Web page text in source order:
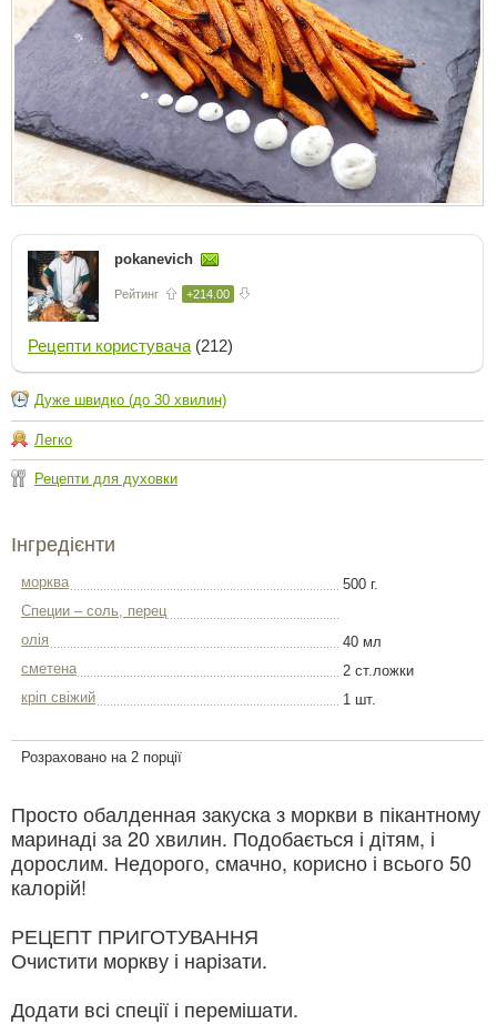
pokanevich
Рейтинг +214.00
Рецепти користувача (212)
Дуже швидко (до 30 хвилин)
Легко
Рецепти для духовки
Інгредієнти
морква
500 г.
Специи – соль, перец
олія
40 мл
сметена
2 ст.ложки
кріп свіжий
1 шт.
Розраховано на 2 порції
Просто обалденная закуска з моркви в пікантному
маринаді за 20 хвилин. Подобається і дітям, і
дорослим. Недорого, смачно, корисно і всього 50
калорій!
РЕЦЕПТ ПРИГОТУВАННЯ
Очистити моркву і нарізати.
Додати всі спеції і перемішати.